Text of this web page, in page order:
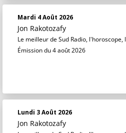
Mardi 4 Août 2026
Jon Rakotozafy
Le meilleur de Sud Radio,
Émission du 4 août 2026
Lundi 3 Août 2026
Jon Rakotozafy